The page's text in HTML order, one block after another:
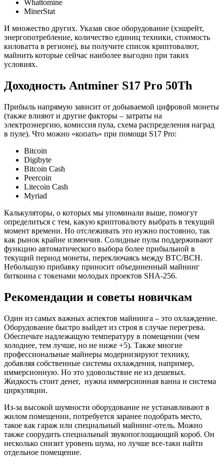
Whattomine
MinerStat
И множество других. Указав свое оборудование (хэшрейт,
энергопотребление, количество единиц техники, стоимость
киловатта в регионе), вы получите список криптовалют,
майнить которые сейчас наиболее выгодно при таких
условиях.
Доходность Antminer S17 Pro 50Th
Прибыль напрямую зависит от добываемой цифровой монеты
(также влияют и другие факторы – затраты на
электроэнергию, комиссия пула, схема распределения наград
в пуле). Что можно «копать» при помощи S17 Pro:
Bitcoin
Digibyte
Bitcoin Cash
Peercoin
Litecoin Cash
Myriad
Калькуляторы, о которых мы упоминали выше, помогут
определиться с тем, какую криптовалюту выбрать в текущий
момент времени. Но отслеживать это нужно постоянно, так
как рынок крайне изменчив. Солидные пулы поддерживают
функцию автоматического выбора более прибыльной в
текущий период монеты, переключаясь между BTC/BCH.
Небольшую прибавку приносит объединенный майнинг
биткоина с токенами молодых проектов SHA-256.
Рекомендации и советы новичкам
Один из самых важных аспектов майнинга – это охлаждение.
Оборудование быстро выйдет из строя в случае перегрева.
Обеспечьте надлежащую температуру в помещении (чем
холоднее, тем лучше, но не ниже +5). Также многие
профессиональные майнеры модернизируют технику,
добавляя собственные системы охлаждения, например,
иммерсионную. Но это удовольствие не из дешевых.
Жидкость стоит денег, нужна иммерсионная ванна и система
циркуляции.
Из-за высокой шумности оборудование не устанавливают в
жилом помещении, потребуется заранее подобрать место,
такое как гараж или специальный майнинг-отель. Можно
также соорудить специальный звукопоглощающий короб. Он
несколько снизит уровень шума, но лучше все-таки найти
отдельное помещение.